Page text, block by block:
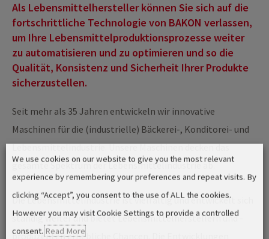
Als Lebensmittelhersteller können Sie sich auf die
fortschrittliche Technologie von BAKON verlassen,
um Ihre Lebensmittelproduktionsprozesse weiter
zu automatisieren und zu optimieren und so die
Qualität, Konsistenz und Sicherheit Ihrer Produkte
sicherzustellen.
Seit mehr als 35 Jahren entwickeln wir innovative
Maschinen für die (industrielle) Bäckerei-, Konditorei- und
Lebensmittelindustrie. Unsere Maschinen decken das
gesamte Spektrum der Lebensmittelindustrie ab.
Die Lebensmittelindustrie ist vielfältig und entwickelt sich
ständig weiter und bietet Lebensmittelherstellern und -
produzenten erhebliche Chancen. Die Entwicklungen
We use cookies on our website to give you the most relevant
experience by remembering your preferences and repeat visits. By
clicking “Accept”, you consent to the use of ALL the cookies.
However you may visit Cookie Settings to provide a controlled
consent. Read More